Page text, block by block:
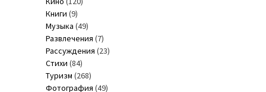
Книги (9)
Музыка (49)
Развлечения (7)
Рассуждения (23)
Стихи (84)
Туризм (268)
Фотография (49)